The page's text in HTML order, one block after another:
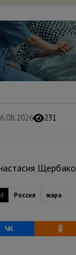
231
Россия жара